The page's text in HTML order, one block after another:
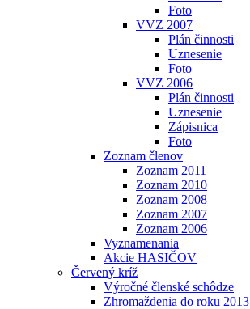
Foto
VVZ 2007
Plán činnosti
Uznesenie
Foto
VVZ 2006
Plán činnosti
Uznesenie
Zápisnica
Foto
Zoznam členov
Zoznam 2011
Zoznam 2010
Zoznam 2008
Zoznam 2007
Zoznam 2006
Vyznamenania
Akcie HASIČOV
Červený kríž
Výročné členské schôdze
Zhromaždenia do roku 2013